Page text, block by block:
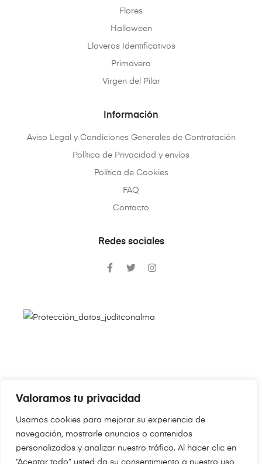
Valoramos tu privacidad
Usamos cookies para mejorar su experiencia de
navegación, mostrarle anuncios o contenidos
personalizados y analizar nuestro tráfico. Al hacer clic en
“Aceptar todo” usted da su consentimiento a nuestro uso
Flores
Halloween
Llaveros Identificativos
Primavera
Virgen del Pilar
Información
Aviso Legal y Condiciones Generales de Contratación
Política de Privacidad y envíos
Política de Cookies
FAQ
Contacto
Redes sociales
reservados.